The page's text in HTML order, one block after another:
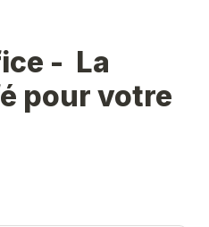
-  La
pour votre